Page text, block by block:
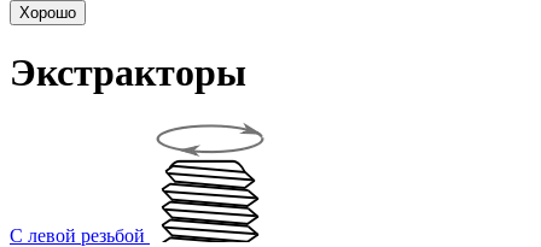
Хорошо
Экстракторы
С левой резьбой